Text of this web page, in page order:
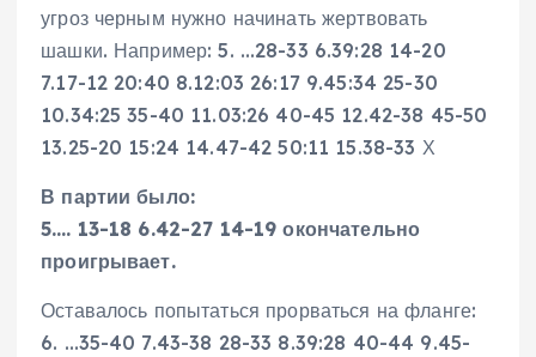
угроз черным нужно начинать жертвовать
шашки. Например: 5. …28-33 6.39:28 14-20
7.17-12 20:40 8.12:03 26:17 9.45:34 25-30
10.34:25 35-40 11.03:26 40-45 12.42-38 45-50
13.25-20 15:24 14.47-42 50:11 15.38-33 Х
В партии было:
5…. 13-18 6.42-27 14-19 окончательно
проигрывает.
Оставалось попытаться прорваться на фланге:
6. …35-40 7.43-38 28-33 8.39:28 40-44 9.45-